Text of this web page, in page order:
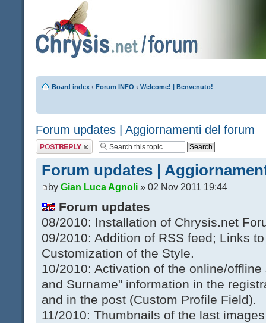
Board index ‹ Forum INFO ‹ Welcome! | Benvenuto!
Forum updates | Aggiornamenti del forum
Post a reply
Forum updates |
by Gian Luca Agnoli » 02 Nov 2011 19:44
Forum updates
08/2010: Installation of Chrysis.net
09/2010: Addition of RSS feed; Links
Customization of the Style.
10/2010: Activation of the online/
and Surname" information in the
and in the post (Custom Profile Field).
11/2010: Thumbnails of the last